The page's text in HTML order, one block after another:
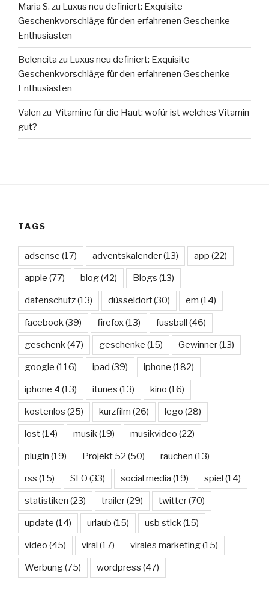
Maria S. zu Luxus neu definiert: Exquisite
Geschenkvorschläge für den erfahrenen Geschenke-
Enthusiasten
Belencita zu Luxus neu definiert: Exquisite
Geschenkvorschläge für den erfahrenen Geschenke-
Enthusiasten
Valen zu Vitamine für die Haut: wofür ist welches Vitamin
gut?
TAGS
adsense (17) adventskalender(13) app (22)
apple (77) blog(42) Blogs (13)
datenschutz(13) düsseldorf(30) em (14)
facebook(39) firefox(13) fussball (46)
geschenk(47) geschenke (15) Gewinner(13)
google (116) ipad (39) iphone (182)
iphone 4 (13) itunes (13) kino (16)
kostenlos (25) kurzfilm (26) lego (28)
lost(14) musik(19) musikvideo (22)
plugin (19) Projekt 52 (50) rauchen (13)
rss (15) SEO (33) social media (19) spiel (14)
statistiken (23) trailer(29) twitter(70)
update (14) urlaub (15) usb stick(15)
video (45) viral (17) virales marketing(15)
Werbung(75) wordpress (47)